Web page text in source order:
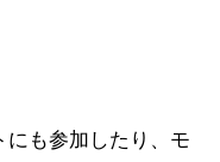
にも参加したり、モ